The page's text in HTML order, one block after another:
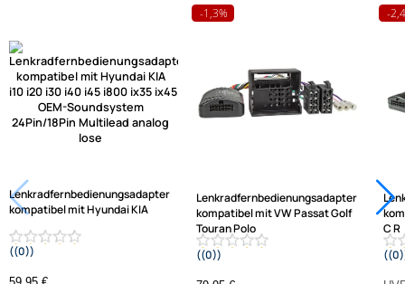
Hilfreiche Links
passende Produkte
Ähnliche Produkte anzeigen
Frage zum Artikel stellen
Jetzt auf Rechnung kaufen
Varianten: Lenkradfernbedienungsadapter